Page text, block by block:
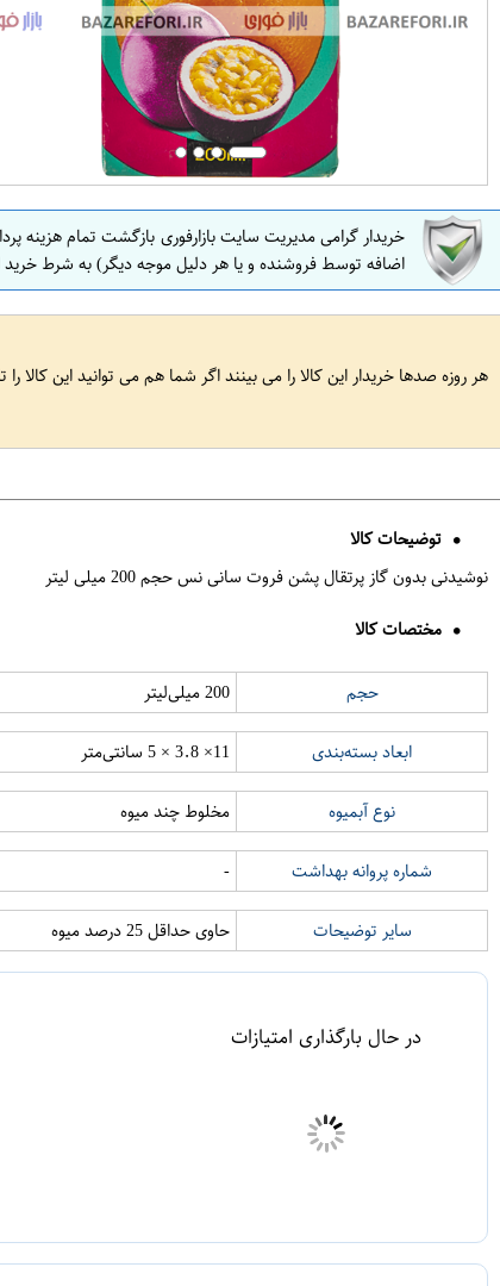
خریدار گرامی مدیریت سایت بازارفوری بازگشت تمام
اضافه توسط فروشنده و یا هر دلیل موجه دیگر) به شرط
هر روزه صدها خریدار این کالا را می بینند اگر شما هم می توانید این کالا را
توضیحات کالا
نوشیدنی بدون گاز پرتقال پشن فروت سانی نس حجم 200 میلی لیتر
مختصات کالا
حجم 200 میلی‌لیتر
ابعاد بسته‌بندی 11× 3.8 × 5 سانتی‌متر
نوع آبمیوه مخلوط چند میوه
شماره پروانه بهداشت -
سایر توضیحات حاوی حداقل 25 درصد میوه
در حال بارگذاری امتیازات